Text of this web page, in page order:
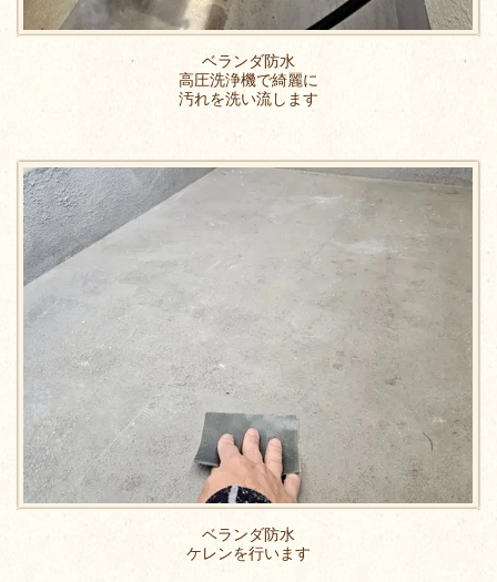
ベランダ防水
高圧洗浄機で綺麗に
汚れを洗い流します
ベランダ防水
ケレンを行います